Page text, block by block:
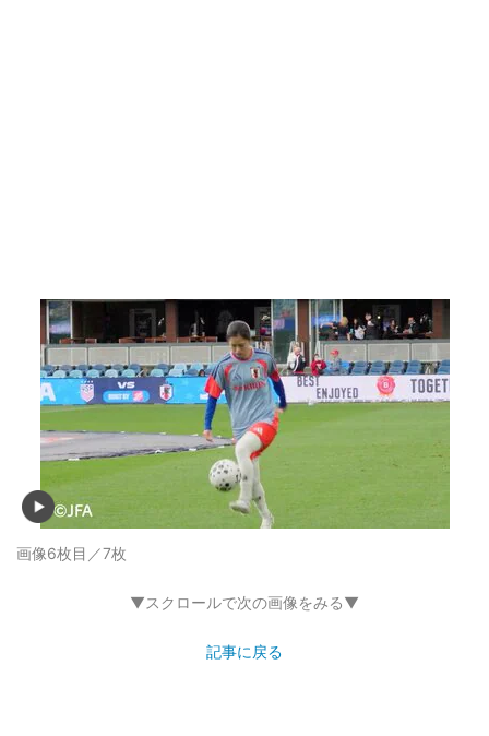
画像6枚目／7枚
▼スクロールで次の画像をみる▼
記事に戻る